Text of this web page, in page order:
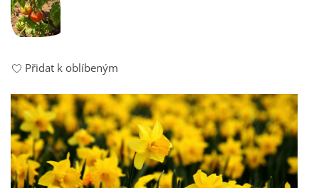
Přidat k oblíbeným